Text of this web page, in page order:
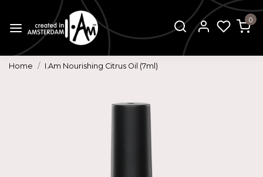
0
Home I.Am Nourishing Citrus Oil (7ml)